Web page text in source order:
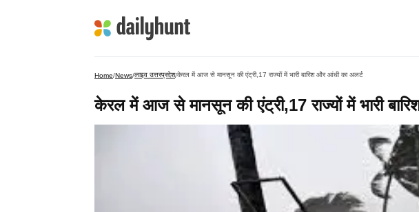
Home/News/लाइव उत्तरप्रदेश/केरल में आज से मानसून की एंट्री,17 राज्यों में भारी बारिश और आंधी का अलर्ट
केरल में आज से मानसून की एंट्री,17 राज्यों में भारी